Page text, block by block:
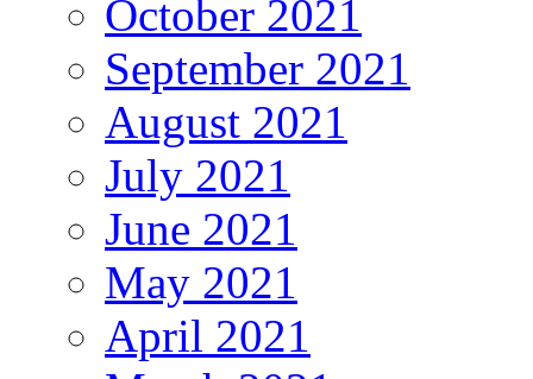
October 2021
September 2021
August 2021
July 2021
June 2021
May 2021
April 2021